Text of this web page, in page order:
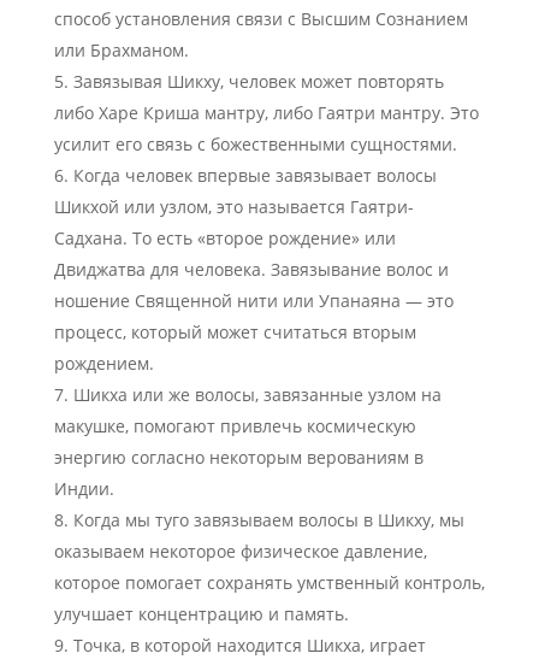
способ установления связи с Высшим Сознанием
или Брахманом.
Завязывая Шикху, человек может повторять
либо Харе Криша мантру, либо Гаятри мантру. Это
усилит его связь с божественными сущностями.
Когда человек впервые завязывает волосы
Шикхой или узлом, это называется Гаятри-
Садхана. То есть «второе рождение» или
Двиджатва для человека. Завязывание волос и
ношение Священной нити или Упанаяна — это
процесс, который может считаться вторым
рождением.
Шикха или же волосы, завязанные узлом на
макушке, помогают привлечь космическую
энергию согласно некоторым верованиям в
Индии.
Когда мы туго завязываем волосы в Шикху, мы
оказываем некоторое физическое давление,
которое помогает сохранять умственный контроль,
улучшает концентрацию и память.
Точка, в которой находится Шикха, играет